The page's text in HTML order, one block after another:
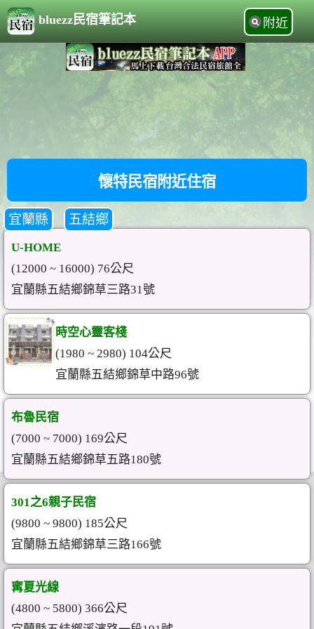
bluezz民宿筆記本 附近
懷特民宿附近住宿
宜蘭縣 五結鄉
U-HOME
(12000 ~ 16000) 76公尺
宜蘭縣五結鄉錦草三路31號
時空心靈客棧
(1980 ~ 2980) 104公尺
宜蘭縣五結鄉錦草中路96號
布魯民宿
(7000 ~ 7000) 169公尺
宜蘭縣五結鄉錦草五路180號
301之6親子民宿
(9800 ~ 9800) 185公尺
宜蘭縣五結鄉錦草三路166號
寗夏光線
(4800 ~ 5800) 366公尺